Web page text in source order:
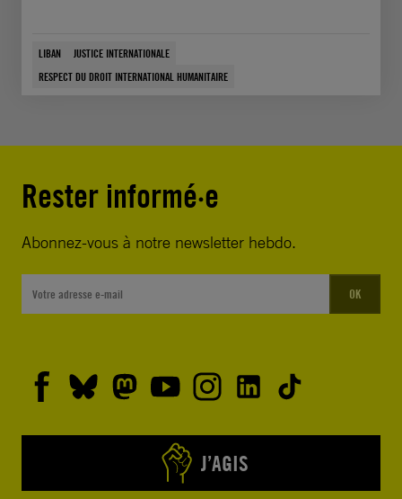
LIBAN
JUSTICE INTERNATIONALE
RESPECT DU DROIT INTERNATIONAL HUMANITAIRE
Rester informé·e
Abonnez-vous à notre newsletter hebdo.
OK
J’AGIS